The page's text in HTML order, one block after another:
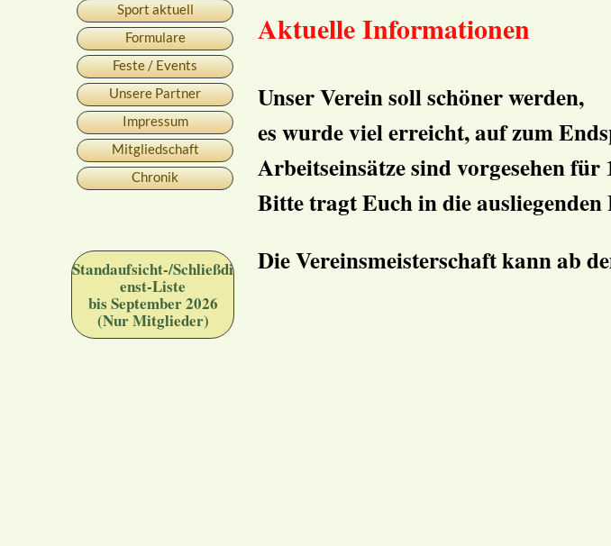
Sport aktuell
Formulare
Feste / Events
Unsere Partner
Impressum
Mitgliedschaft
Chronik
Standaufsicht-/Schließdi
enst-Liste
bis September 2026
(Nur Mitglieder)
Aktuelle Informationen
Unser Verein soll schöner werden,
es wurde viel erreicht, auf zum
Arbeitseinsätze sind vorgesehen für
Bitte tragt Euch in die ausliegenden
Die Vereinsmeisterschaft kann ab